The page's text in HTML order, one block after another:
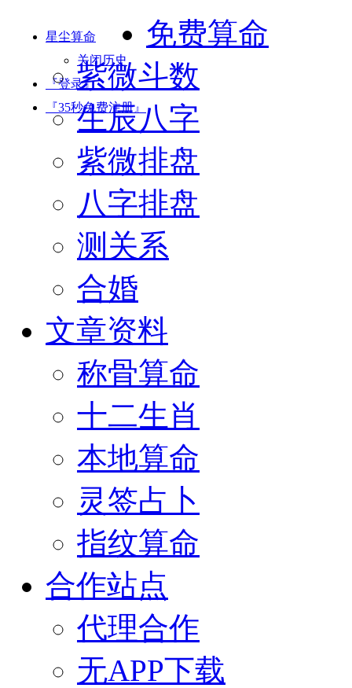
星尘算命
关闭历史
『登录』
『35秒免费注册』
免费算命
紫微斗数
生辰八字
紫微排盘
八字排盘
测关系
合婚
文章资料
称骨算命
十二生肖
本地算命
灵签占卜
指纹算命
合作站点
代理合作
无APP下载